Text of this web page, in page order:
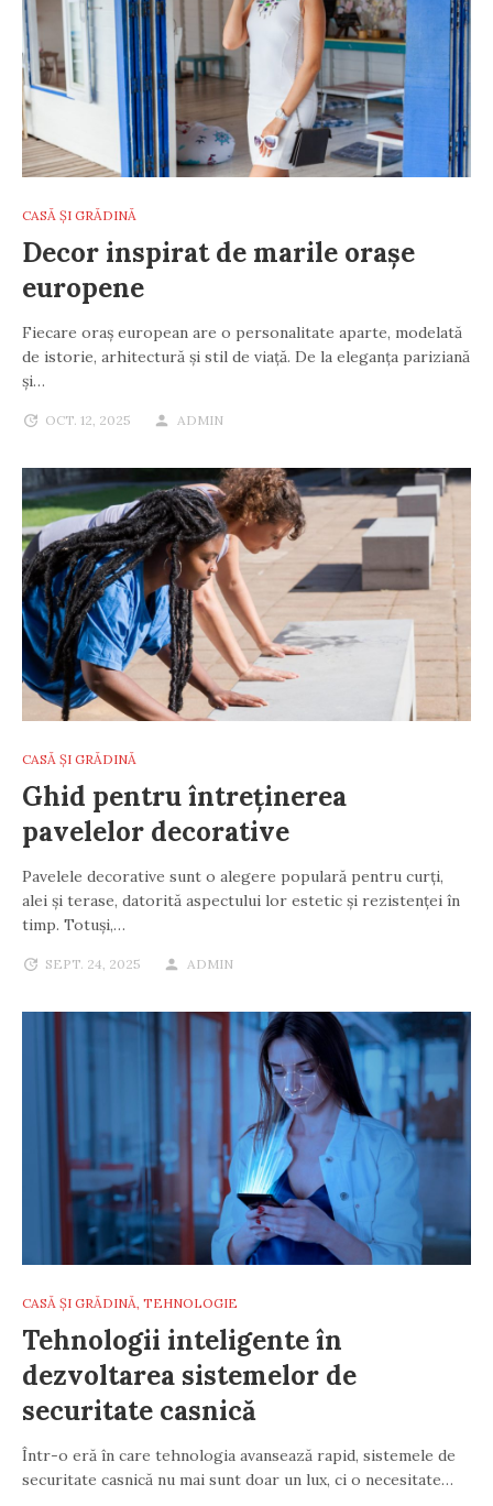
CASĂ ȘI GRĂDINĂ
Decor inspirat de marile orașe
europene
Fiecare oraș european are o personalitate aparte, modelată
de istorie, arhitectură și stil de viață. De la eleganța pariziană
și…
OCT. 12, 2025 ADMIN
CASĂ ȘI GRĂDINĂ
Ghid pentru întreținerea
pavelelor decorative
Pavelele decorative sunt o alegere populară pentru curți,
alei și terase, datorită aspectului lor estetic și rezistenței în
timp. Totuși,…
SEPT. 24, 2025 ADMIN
CASĂ ȘI GRĂDINĂ, TEHNOLOGIE
Tehnologii inteligente în
dezvoltarea sistemelor de
securitate casnică
Într-o eră în care tehnologia avansează rapid, sistemele de
securitate casnică nu mai sunt doar un lux, ci o necesitate…